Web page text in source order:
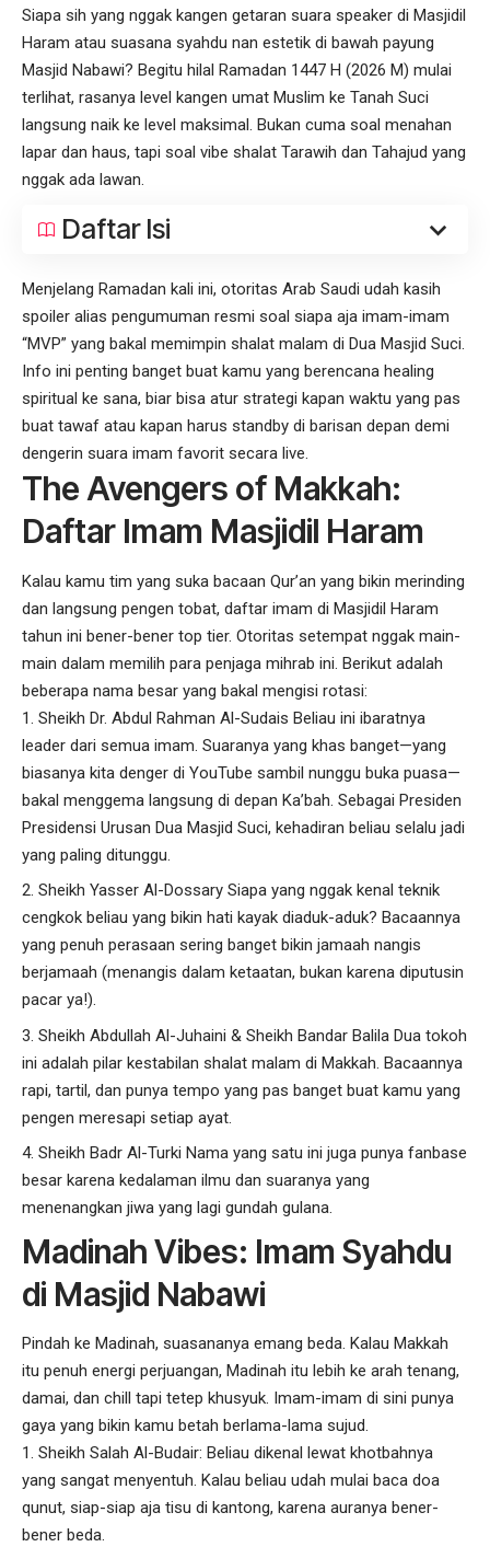
Siapa sih yang nggak kangen getaran suara speaker di Masjidil
Haram atau suasana syahdu nan estetik di bawah payung
Masjid Nabawi? Begitu hilal Ramadan 1447 H (2026 M) mulai
terlihat, rasanya level kangen umat Muslim ke Tanah Suci
langsung naik ke level maksimal. Bukan cuma soal menahan
lapar dan haus, tapi soal vibe shalat Tarawih dan Tahajud yang
nggak ada lawan.
Daftar Isi
Menjelang Ramadan kali ini, otoritas Arab Saudi udah kasih
spoiler alias pengumuman resmi soal siapa aja imam-imam
“MVP” yang bakal memimpin shalat malam di Dua Masjid Suci.
Info ini penting banget buat kamu yang berencana healing
spiritual ke sana, biar bisa atur strategi kapan waktu yang pas
buat tawaf atau kapan harus standby di barisan depan demi
dengerin suara imam favorit secara live.
The Avengers of Makkah:
Daftar Imam Masjidil Haram
Kalau kamu tim yang suka bacaan Qur’an yang bikin merinding
dan langsung pengen tobat, daftar imam di Masjidil Haram
tahun ini bener-bener top tier. Otoritas setempat nggak main-
main dalam memilih para penjaga mihrab ini. Berikut adalah
beberapa nama besar yang bakal mengisi rotasi:
Sheikh Dr. Abdul Rahman Al-Sudais Beliau ini ibaratnya
leader dari semua imam. Suaranya yang khas banget—yang
biasanya kita denger di YouTube sambil nunggu buka puasa—
bakal menggema langsung di depan Ka’bah. Sebagai Presiden
Presidensi Urusan Dua Masjid Suci, kehadiran beliau selalu jadi
yang paling ditunggu.
Sheikh Yasser Al-Dossary Siapa yang nggak kenal teknik
cengkok beliau yang bikin hati kayak diaduk-aduk? Bacaannya
yang penuh perasaan sering banget bikin jamaah nangis
berjamaah (menangis dalam ketaatan, bukan karena diputusin
pacar ya!).
Sheikh Abdullah Al-Juhaini & Sheikh Bandar Balila Dua tokoh
ini adalah pilar kestabilan shalat malam di Makkah. Bacaannya
rapi, tartil, dan punya tempo yang pas banget buat kamu yang
pengen meresapi setiap ayat.
Sheikh Badr Al-Turki Nama yang satu ini juga punya fanbase
besar karena kedalaman ilmu dan suaranya yang
menenangkan jiwa yang lagi gundah gulana.
Madinah Vibes: Imam Syahdu
di Masjid Nabawi
Pindah ke Madinah, suasananya emang beda. Kalau Makkah
itu penuh energi perjuangan, Madinah itu lebih ke arah tenang,
damai, dan chill tapi tetep khusyuk. Imam-imam di sini punya
gaya yang bikin kamu betah berlama-lama sujud.
Sheikh Salah Al-Budair: Beliau dikenal lewat khotbahnya
yang sangat menyentuh. Kalau beliau udah mulai baca doa
qunut, siap-siap aja tisu di kantong, karena auranya bener-
bener beda.